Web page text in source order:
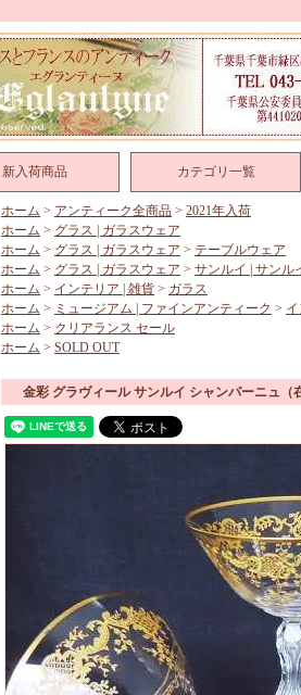
新入荷商品 カテゴリ一覧
ホーム > アンティーク全商品 > 2021年入荷
ホーム > グラス | ガラスウェア
ホーム > グラス | ガラスウェア > テーブルウェア
ホーム > グラス | ガラスウェア > サンルイ | サンル
ホーム > インテリア | 雑貨 > ガラス
ホーム > ミュージアム | ファインアンティーク >
ホーム > クリアランス セール
ホーム > SOLD OUT
金彩 グラヴィール サンルイ シャンパーニュ （